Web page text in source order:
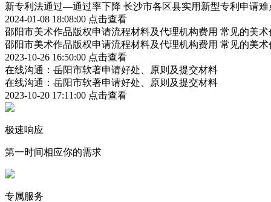
新专利法通过—通过率下降 长沙市各区县实用新型专利申请
2024-01-08 18:08:00 点击查看
邵阳市美术作品版权申请流程材料及代理机构费用 常见的美
邵阳市美术作品版权申请流程材料及代理机构费用 常见的美
2023-10-26 16:50:00 点击查看
在线沟通：岳阳市软著申请好处、原则及提交材料
在线沟通：岳阳市软著申请好处、原则及提交材料
2023-10-20 17:11:00 点击查看
极速响应
第一时间相应你的需求
专属服务